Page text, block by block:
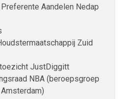
Aandelen Nedap
Zuid
JustDiggitt
NBA (beroepsgroep